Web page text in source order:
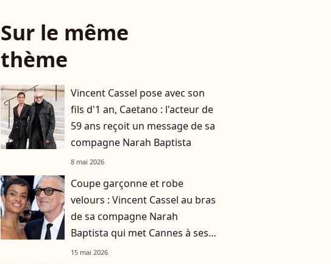
Sur le même
thème
Vincent Cassel pose avec son
fils d'1 an, Caetano : l'acteur de
59 ans reçoit un message de sa
compagne Narah Baptista
8 mai 2026
Coupe garçonne et robe
velours : Vincent Cassel au bras
de sa compagne Narah
Baptista qui met Cannes à ses
pieds
15 mai 2026